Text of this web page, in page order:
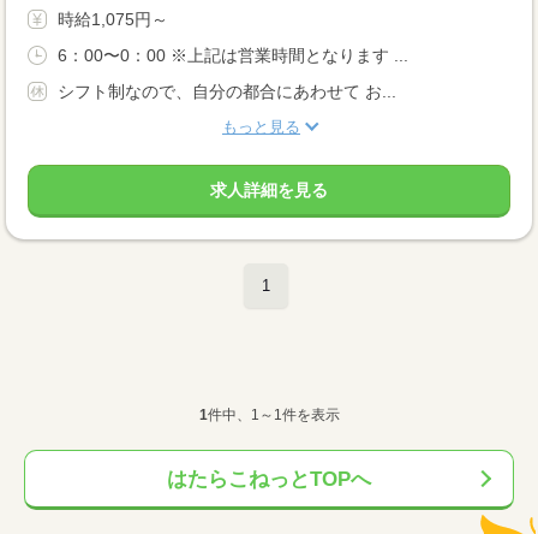
時給1,075円～
6：00〜0：00 ※上記は営業時間となります ...
シフト制なので、自分の都合にあわせて お...
もっと見る
求人詳細を見る
1
1件中、1～1件を表示
はたらこねっとTOPへ